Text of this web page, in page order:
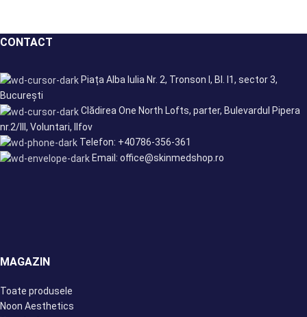
CONTACT
Piața Alba Iulia Nr. 2, Tronson I, Bl. I1, sector 3,
București
Clădirea One North Lofts, parter, Bulevardul Pipera
nr.2/III, Voluntari, Ilfov
Telefon: +40786-356-361
Email: office@skinmedshop.ro
MAGAZIN
Toate produsele
Noon Aesthetics